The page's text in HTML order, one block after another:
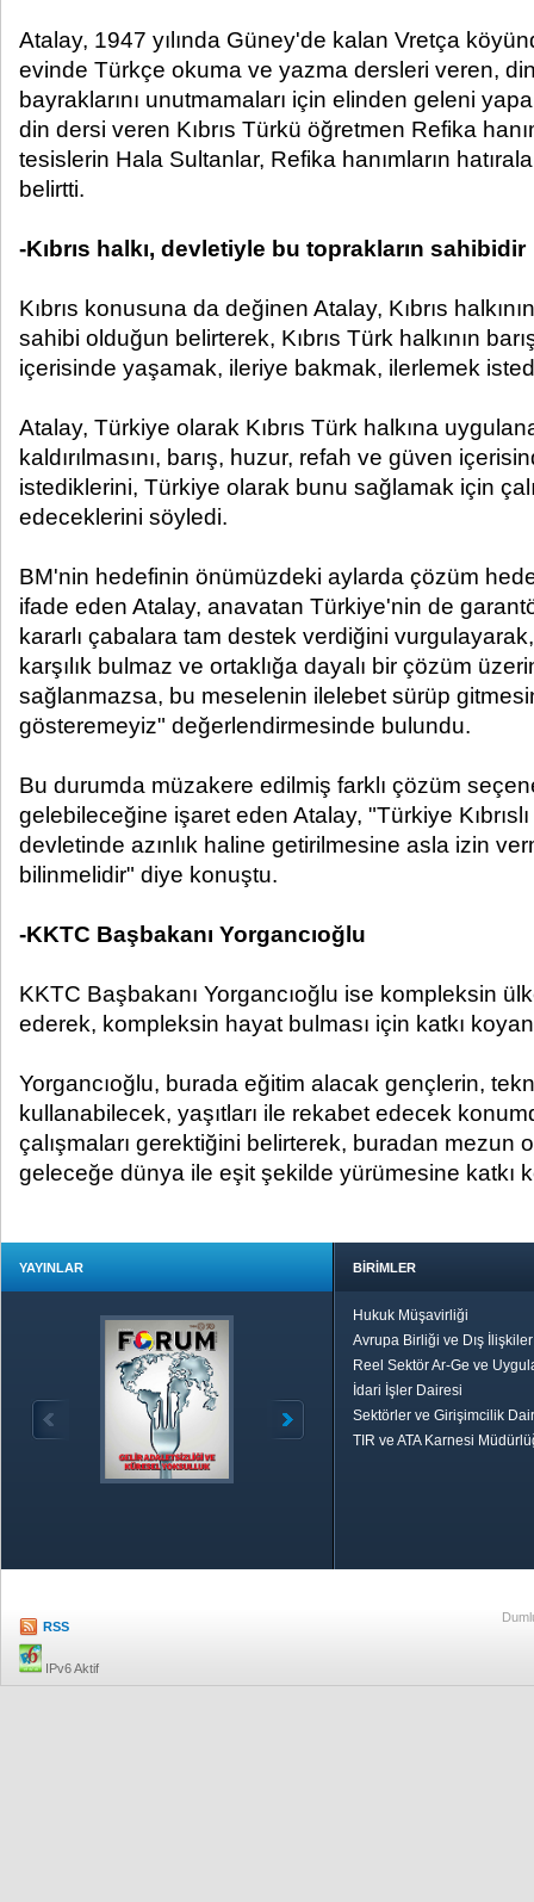
Atalay, 1947 yılında Güney'de kalan Vretça
evinde Türkçe okuma ve yazma dersleri veren,
bayraklarını unutmamaları için elinden geleni
din dersi veren Kıbrıs Türkü öğretmen Refika
tesislerin Hala Sultanlar, Refika hanımların
belirtti.
-Kıbrıs halkı, devletiyle bu toprakların sahibidir
Kıbrıs konusuna da değinen Atalay, Kıbrıs
sahibi olduğun belirterek, Kıbrıs Türk halkının
içerisinde yaşamak, ileriye bakmak, ilerlemek
Atalay, Türkiye olarak Kıbrıs Türk halkına
kaldırılmasını, barış, huzur, refah ve güven
istediklerini, Türkiye olarak bunu sağlamak için
edeceklerini söyledi.
BM'nin hedefinin önümüzdeki aylarda çözüm
ifade eden Atalay, anavatan Türkiye'nin de
kararlı çabalara tam destek verdiğini
karşılık bulmaz ve ortaklığa dayalı bir çözüm
sağlanmazsa, bu meselenin ilelebet sürüp
gösteremeyiz" değerlendirmesinde bulundu.
Bu durumda müzakere edilmiş farklı çözüm
gelebileceğine işaret eden Atalay, "Türkiye
devletinde azınlık haline getirilmesine asla izin
bilinmelidir" diye konuştu.
-KKTC Başbakanı Yorgancıoğlu
KKTC Başbakanı Yorgancıoğlu ise kompleksin
ederek, kompleksin hayat bulması için katkı
Yorgancıoğlu, burada eğitim alacak gençlerin,
kullanabilecek, yaşıtları ile rekabet edecek
çalışmaları gerektiğini belirterek, buradan mezun
geleceğe dünya ile eşit şekilde yürümesine katkı
YAYINLAR BİRİMLER
Hukuk Müşavirliği
Avrupa Birliği ve Dış
Reel Sektör Ar-Ge ve
İdari İşler Dairesi
Sektörler ve Girişimcilik
TIR ve ATA Karnesi
RSS
IPv6 Aktif